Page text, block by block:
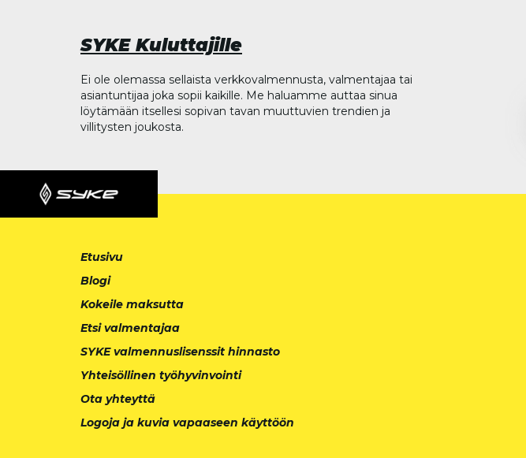
SYKE Kuluttajille
Ei ole olemassa sellaista verkkovalmennusta, valmentajaa tai
asiantuntijaa joka sopii kaikille. Me haluamme auttaa sinua
löytämään itsellesi sopivan tavan muuttuvien trendien ja
villitysten joukosta.
Etusivu
Blogi
Kokeile maksutta
Etsi valmentajaa
SYKE valmennuslisenssit hinnasto
Yhteisöllinen työhyvinvointi
Ota yhteyttä
Logoja ja kuvia vapaaseen käyttöön